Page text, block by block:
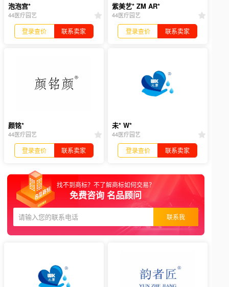
泡泡宫*
44医疗园艺
登录查价 联系卖家
紫美艺* ZM AR*
44医疗园艺
登录查价 联系卖家
颜铭*
44医疗园艺
登录查价 联系卖家
未* W*
44医疗园艺
登录查价 联系卖家
找不到商标？不了解商标如何交易？
免费咨询 名品顾问
联系我